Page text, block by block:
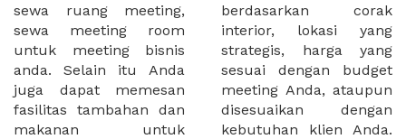
sewa ruang meeting,
sewa meeting room
untuk meeting bisnis
anda. Selain itu Anda
juga dapat memesan
fasilitas tambahan dan
makanan untuk
berdasarkan corak
interior, lokasi yang
strategis, harga yang
sesuai dengan budget
meeting Anda, ataupun
disesuaikan dengan
kebutuhan klien Anda.